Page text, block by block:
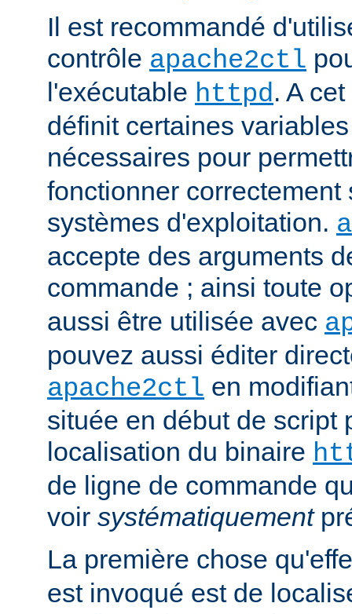
Il est recommandé
contrôle apache2ctl
l'exécutable httpd. A
définit certaines
nécessaires pour
fonctionner correctement
systèmes d'exploitation.
accepte des arguments
commande ; ainsi toute
aussi être utilisée avec
pouvez aussi éditer
apache2ctl en
située en début de script
localisation du binaire
de ligne de commande
voir systématiquement
La première chose
est invoqué est de